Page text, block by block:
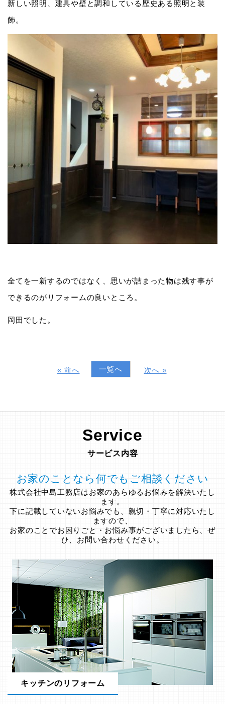
新しい照明、建具や壁と調和している歴史ある照明と装
飾。
全てを一新するのではなく、思いが詰まった物は残す事が
できるのがリフォームの良いところ。
岡田でした。
« 前へ 一覧へ 次へ »
Service
サービス内容
お家のことなら何でもご相談ください
株式会社中島工務店はお家のあらゆるお悩みを解決いたし
ます。
下に記載していないお悩みでも、親切・丁寧に対応いたし
ますので、
お家のことでお困りごと・お悩み事がございましたら、ぜ
ひ、お問い合わせください。
キッチンのリフォーム